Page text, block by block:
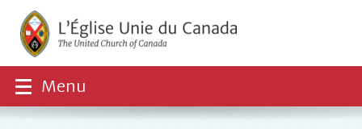
Menu